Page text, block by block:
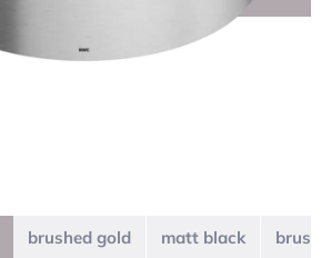
brushed gold matt black